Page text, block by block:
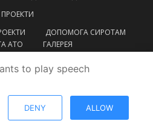
ПРОЕКТИ
ДОПОМОГА СИРОТАМ
АТО
ГАЛЕРЕЯ
Тема від Colorlib. Працює на
to play speech
DENY ALLOW